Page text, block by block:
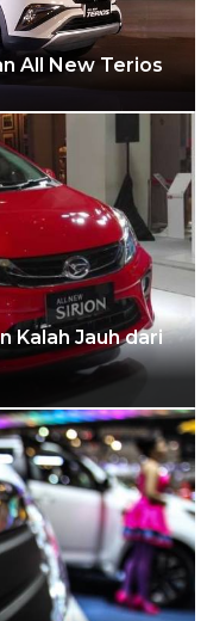
All New Terios
Kalah Jauh dari